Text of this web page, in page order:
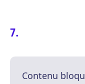
Contenu